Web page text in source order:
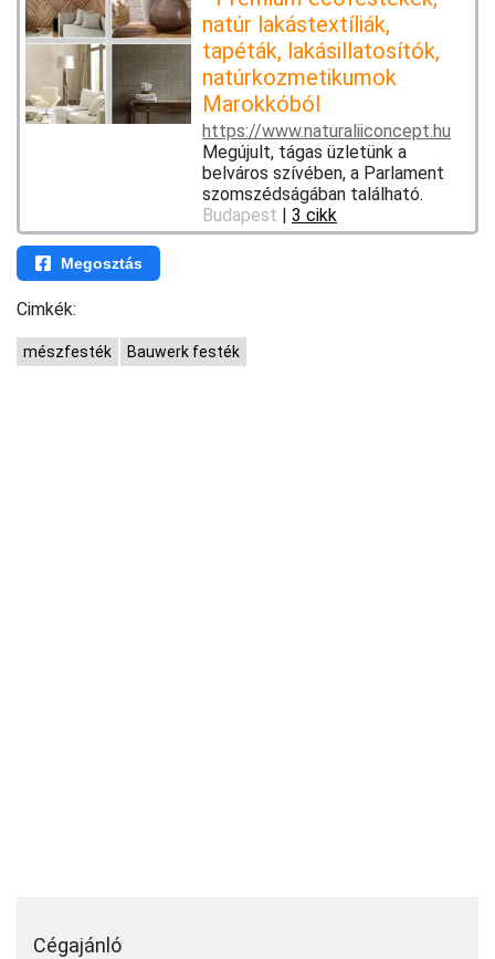
natúr lakástextíliák,
tapéták, lakásillatosítók,
natúrkozmetikumok
Marokkóból
https://www.naturaliiconcept.hu
Megújult, tágas üzletünk a
belváros szívében, a Parlament
szomszédságában található.
Budapest
3 cikk
Megosztás
Cimkék:
mészfesték Bauwerk festék
Cégajánló